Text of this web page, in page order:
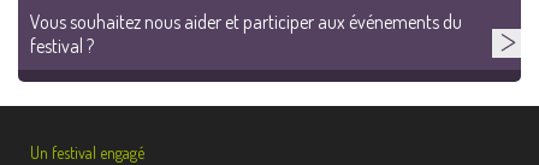
Vous souhaitez nous aider et participer aux événements du
festival ?
Un festival engagé